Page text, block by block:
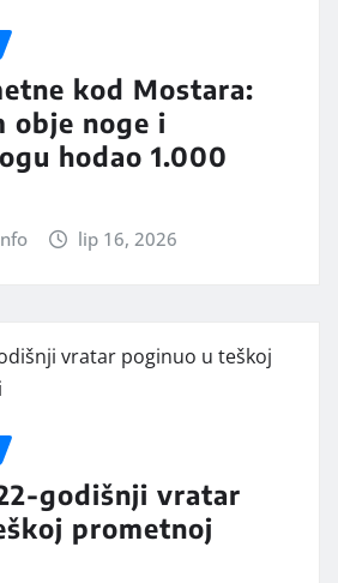
kod Mostara:
obje noge i
hodao 1.000
lip 16, 2026
godišnji vratar
prometnoj